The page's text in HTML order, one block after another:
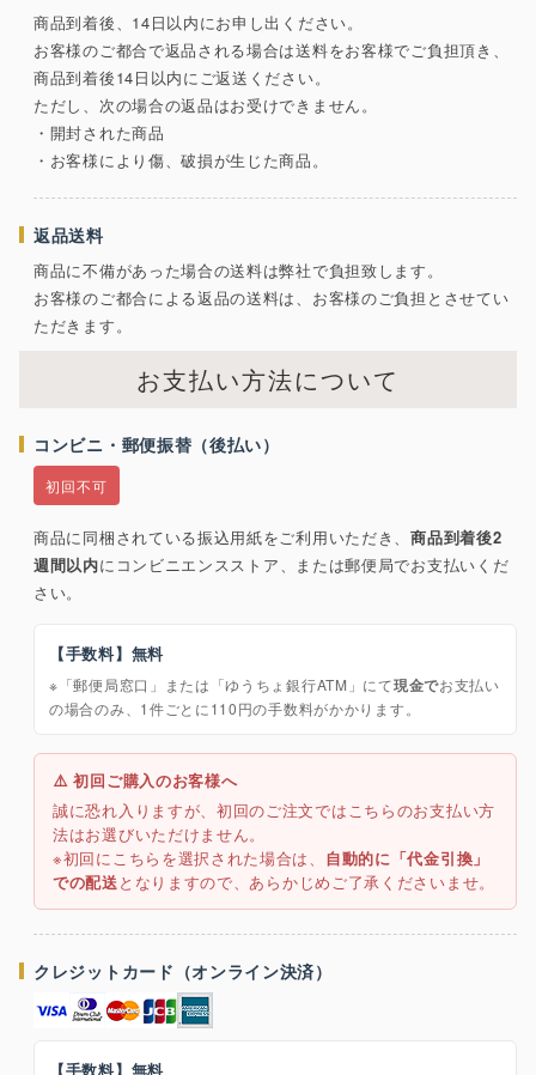
商品到着後、14日以内にお申し出ください。
お客様のご都合で返品される場合は送料をお客様でご負担頂き、
商品到着後14日以内にご返送ください。
ただし、次の場合の返品はお受けできません。
・開封された商品
・お客様により傷、破損が生じた商品。
返品送料
商品に不備があった場合の送料は弊社で負担致します。
お客様のご都合による返品の送料は、お客様のご負担とさせてい
ただきます。
お支払い方法について
コンビニ・郵便振替（後払い）
初回不可
商品に同梱されている振込用紙をご利用いただき、商品到着後2
週間以内にコンビニエンスストア、または郵便局でお支払いくだ
さい。
【手数料】無料
※「郵便局窓口」または「ゆうちょ銀行ATM」にて現金でお支払い
の場合のみ、1件ごとに110円の手数料がかかります。
⚠️ 初回ご購入のお客様へ
誠に恐れ入りますが、初回のご注文ではこちらのお支払い方
法はお選びいただけません。
※初回にこちらを選択された場合は、 自動的に「代金引換」
での配送となりますので、あらかじめご了承くださいませ。
クレジットカード（オンライン決済）
【手数料】無料